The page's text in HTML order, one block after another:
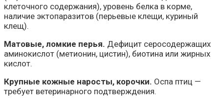
клеточного содержания), уровень белка в корме,
наличие эктопаразитов (перьевые клещи, куриный
клещ).
Матовые, ломкие перья. Дефицит серосодержащих
аминокислот (метионин, цистин), биотина или жирных
кислот.
Крупные кожные наросты, корочки. Оспа птиц —
требует ветеринарного подтверждения.